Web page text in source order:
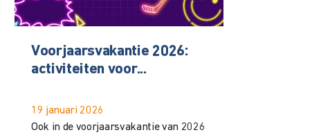
Voorjaarsvakantie 2026:
activiteiten voor...
19 januari 2026
Ook in de voorjaarsvakantie van 2026